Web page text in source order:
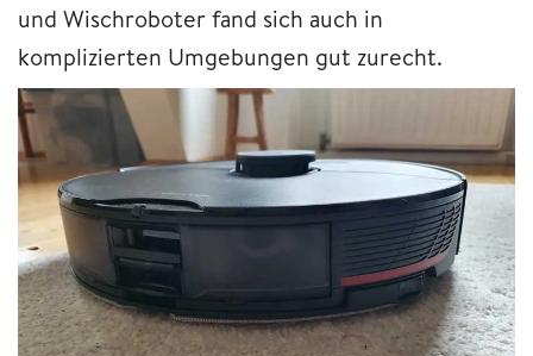
und Wischroboter fand sich auch in
komplizierten Umgebungen gut zurecht.